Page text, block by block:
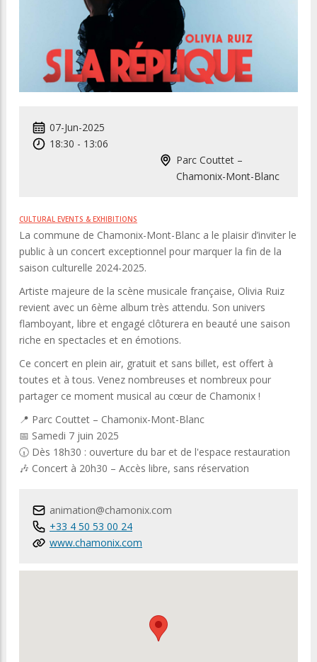
07-Jun-2025
18:30 - 13:06
Parc Couttet –
Chamonix-Mont-Blanc
CULTURAL EVENTS & EXHIBITIONS
La commune de Chamonix-Mont-Blanc a le plaisir d’inviter le
public à un concert exceptionnel pour marquer la fin de la
saison culturelle 2024-2025.
Artiste majeure de la scène musicale française, Olivia Ruiz
revient avec un 6ème album très attendu. Son univers
flamboyant, libre et engagé clôturera en beauté une saison
riche en spectacles et en émotions.
Ce concert en plein air, gratuit et sans billet, est offert à
toutes et à tous. Venez nombreuses et nombreux pour
partager ce moment musical au cœur de Chamonix !
📍 Parc Couttet – Chamonix-Mont-Blanc
📅 Samedi 7 juin 2025
🕡 Dès 18h30 : ouverture du bar et de l'espace restauration
🎶 Concert à 20h30 – Accès libre, sans réservation
animation@chamonix.com
+33 4 50 53 00 24
www.chamonix.com